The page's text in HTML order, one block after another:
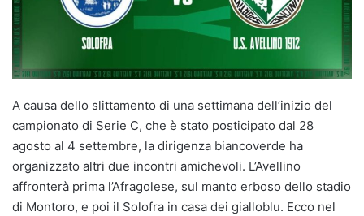
A causa dello slittamento di una settimana dell’inizio del
campionato di Serie C, che è stato posticipato dal 28
agosto al 4 settembre, la dirigenza biancoverde ha
organizzato altri due incontri amichevoli. L’Avellino
affronterà prima l’Afragolese, sul manto erboso dello stadio
di Montoro, e poi il Solofra in casa dei gialloblu. Ecco nel